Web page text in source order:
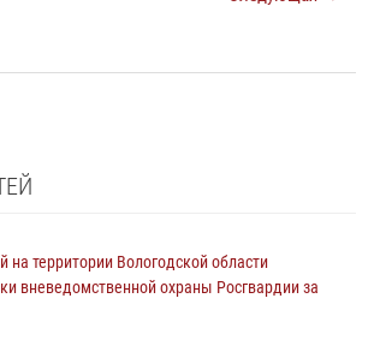
на территории Вологодской области
вневедомственной охраны Росгвардии за